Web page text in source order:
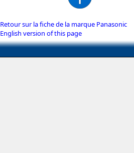
Retour sur la fiche de la marque Panasonic
English version of this page